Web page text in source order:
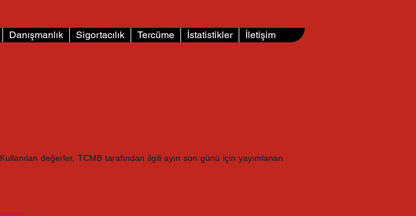
Danışmanlık Sigortacılık Tercüme İstatistikler İletişim
Kullanılan değerler, TCMB tarafından ilgili ayın son günü için yayımlanan